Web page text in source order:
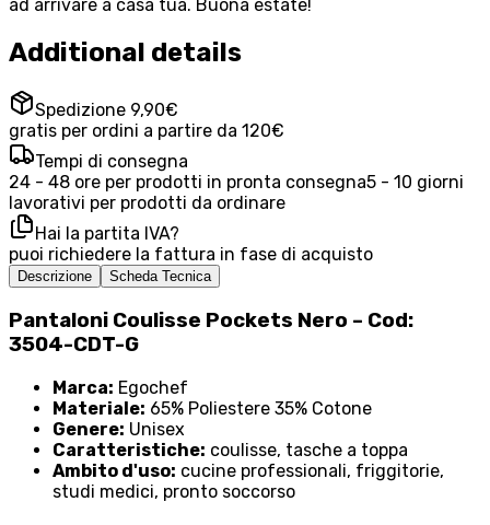
ad arrivare a casa tua. Buona estate!
Additional details
Spedizione 9,90€
gratis per ordini a partire da 120€
Tempi di consegna
24 - 48 ore per prodotti in pronta consegna5 - 10 giorni
lavorativi per prodotti da ordinare
Hai la partita IVA?
puoi richiedere la fattura in fase di acquisto
Descrizione Scheda Tecnica
Pantaloni Coulisse Pockets Nero – Cod:
3504-CDT-G
Marca: Egochef
Materiale: 65% Poliestere 35% Cotone
Genere: Unisex
Caratteristiche: coulisse, tasche a toppa
Ambito d'uso: cucine professionali, friggitorie,
studi medici, pronto soccorso